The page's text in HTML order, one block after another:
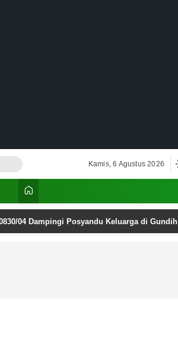
Kamis, 6 Agustus 2026
04 Dampingi Posyandu Keluarga di Gundih